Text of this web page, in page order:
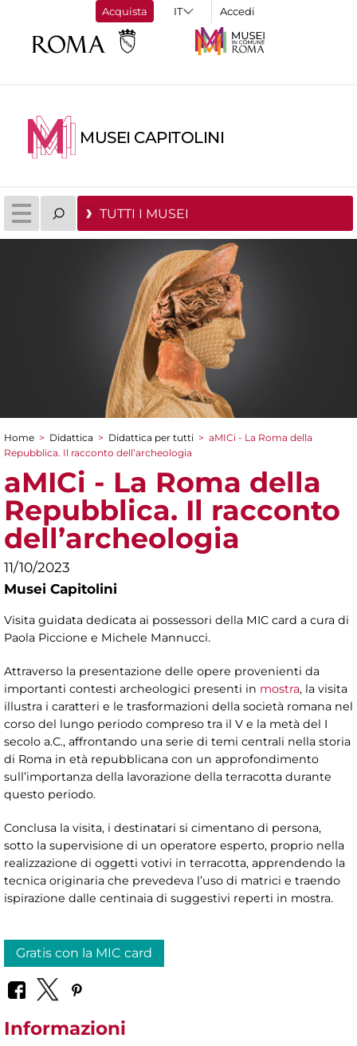
Acquista Accedi
MUSEI CAPITOLINI
TUTTI I MUSEI
Tu sei qui
Home > Didattica > Didattica per tutti > aMICi - La Roma della
Repubblica. Il racconto dell’archeologia
aMICi - La Roma della
Repubblica. Il racconto
dell’archeologia
11/10/2023
Musei Capitolini
Visita guidata dedicata ai possessori della MIC card a cura di
Paola Piccione e Michele Mannucci.
Attraverso la presentazione delle opere provenienti da
importanti contesti archeologici presenti in mostra, la visita
illustra i caratteri e le trasformazioni della società romana nel
corso del lungo periodo compreso tra il V e la metà del I
secolo a.C., affrontando una serie di temi centrali nella storia
di Roma in età repubblicana con un approfondimento
sull’importanza della lavorazione della terracotta durante
questo periodo.
Conclusa la visita, i destinatari si cimentano di persona,
sotto la supervisione di un operatore esperto, proprio nella
realizzazione di oggetti votivi in terracotta, apprendendo la
tecnica originaria che prevedeva l’uso di matrici e traendo
ispirazione dalle centinaia di suggestivi reperti in mostra.
Gratis con la MIC card
Informazioni